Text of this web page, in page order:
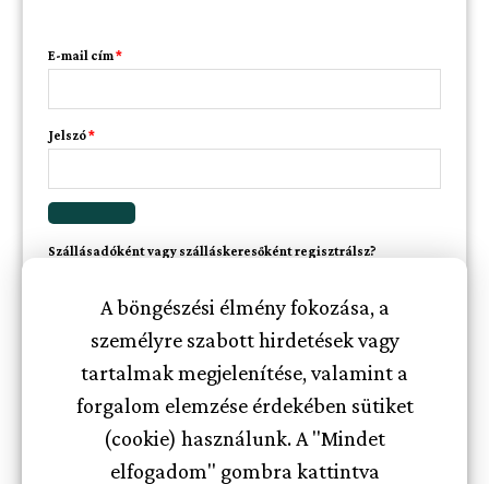
A böngészési élmény fokozása, a
személyre szabott hirdetések vagy
tartalmak megjelenítése, valamint a
forgalom elemzése érdekében sütiket
(cookie) használunk. A "Mindet
elfogadom" gombra kattintva
E-mail cím*
Jelszó*
Szállásadóként vagy szálláskeresőként regisztrálsz?
Feliratkozom a hírlevelekre
A regisztrációval elfogadod azAdatkezelési
tájékoztató